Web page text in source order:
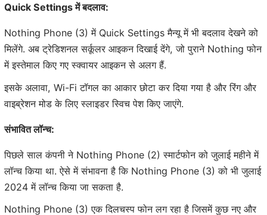
Quick Settings में बदलाव:
Nothing Phone (3) में Quick Settings मैन्यू में भी बदलाव देखने को
मिलेंगे. अब ट्रेडिशनल सर्कूलर आइकन दिखाई देंगे, जो पुराने Nothing फोन
में इस्तेमाल किए गए स्क्वायर आइकन से अलग हैं.
इसके अलावा, Wi-Fi टॉगल का आकार छोटा कर दिया गया है और रिंग और
वाइब्रेशन मोड के लिए स्लाइडर स्विच पेश किए जाएंगे.
संभावित लॉन्च:
पिछले साल कंपनी ने Nothing Phone (2) स्मार्टफोन को जुलाई महीने में
लॉन्च किया था. ऐसे में संभावना है कि Nothing Phone (3) को भी जुलाई
2024 में लॉन्च किया जा सकता है.
Nothing Phone (3) एक दिलचस्प फोन लग रहा है जिसमें कुछ नए और